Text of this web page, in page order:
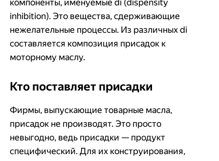
компоненты, именуемые di (dispensity
inhibition). Это вещества, сдерживающие
нежелательные процессы. Из различных di
составляется композиция присадок к
моторному маслу.
Кто поставляет присадки
Фирмы, выпускающие товарные масла,
присадок не производят. Это просто
невыгодно, ведь присадки — продукт
специфический. Для их конструирования,